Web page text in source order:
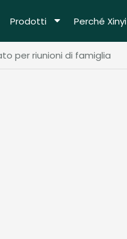
Prodotti Perché Xinyi
per riunioni di famiglia